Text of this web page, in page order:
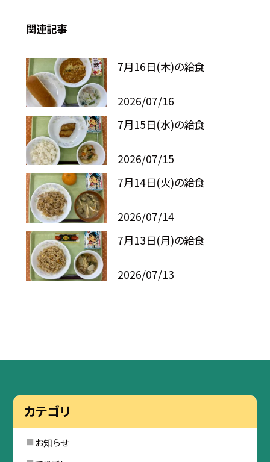
関連記事
7月16日(木)の給食
2026/07/16
7月15日(水)の給食
2026/07/15
7月14日(火)の給食
2026/07/14
7月13日(月)の給食
2026/07/13
カテゴリ
お知らせ